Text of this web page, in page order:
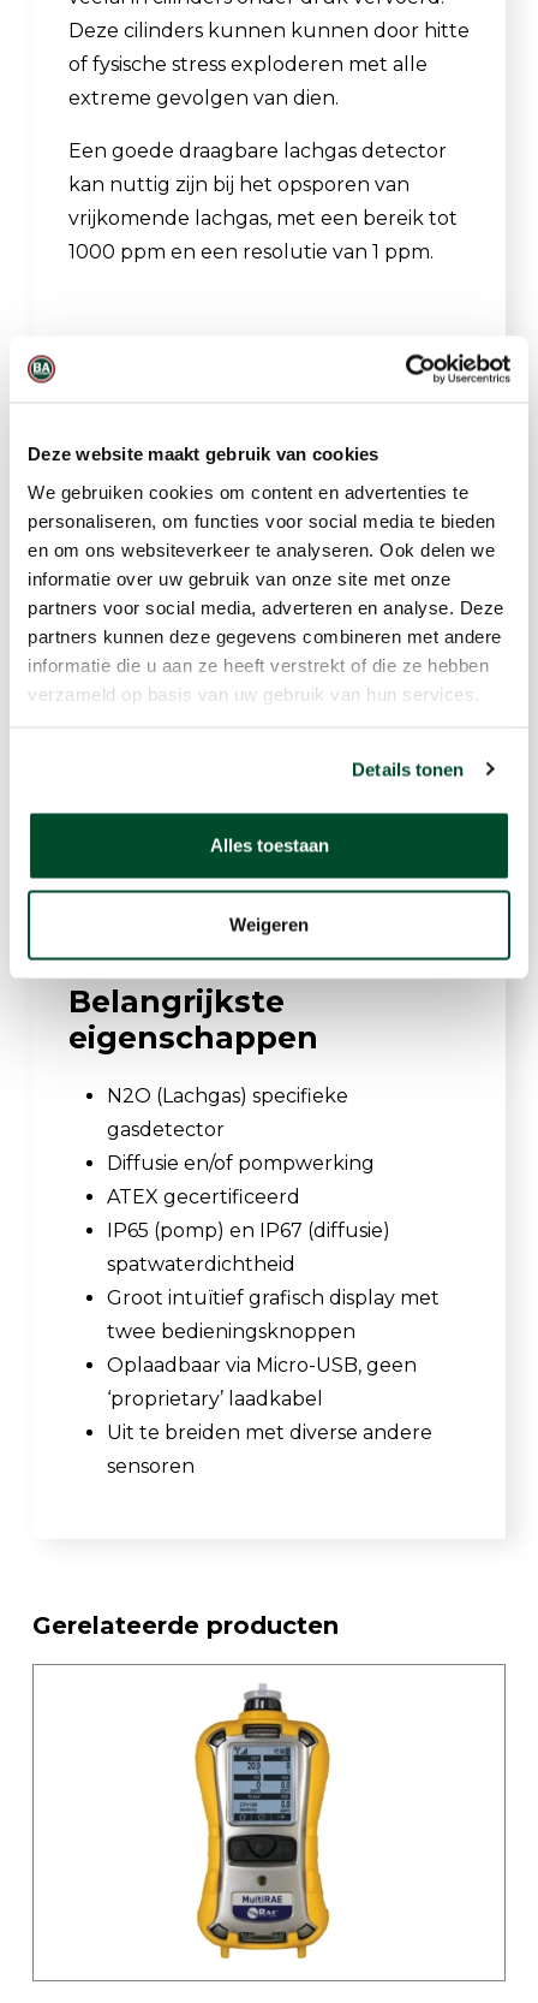
Deze website maakt gebruik van cookies
We gebruiken cookies om content en advertenties te
personaliseren, om functies voor social media te bieden
en om ons websiteverkeer te analyseren. Ook delen we
informatie over uw gebruik van onze site met onze
partners voor social media, adverteren en analyse. Deze
partners kunnen deze gegevens combineren met andere
informatie die u aan ze heeft verstrekt of die ze hebben
verzameld op basis van uw gebruik van hun services.
Details tonen
Alles toestaan
Weigeren
Deze cilinders kunnen kunnen door hitte
of fysische stress exploderen met alle
extreme gevolgen van dien.
Een goede draagbare lachgas detector
kan nuttig zijn bij het opsporen van
vrijkomende lachgas, met een bereik tot
1000 ppm en een resolutie van 1 ppm.
De WatchGas N2O Lachgas Detector is
een draagbaar instrument voor het
monitoren van lachgas. Dit kan van pas
komen in ruimtes waar met lachgas
gewerkt wordt zoals in ziekenhuizen,
geboortecentra en opslagplaatsen van
N2O. Anderzijds kunnen lachgascilinders
gevaren met lachgas te voorkomen.
Belangrijkste
eigenschappen
N2O (Lachgas) specifieke
gasdetector
Diffusie en/of pompwerking
ATEX gecertificeerd
IP65 (pomp) en IP67 (diffusie)
spatwaterdichtheid
Groot intuïtief grafisch display met
twee bedieningsknoppen
Oplaadbaar via Micro-USB, geen
‘proprietary’ laadkabel
Uit te breiden met diverse andere
sensoren
Gerelateerde producten